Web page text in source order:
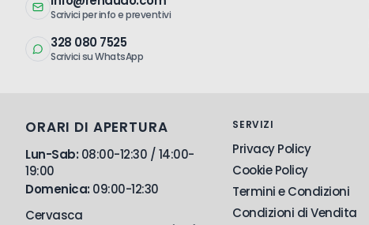
Scrivici per info e preventivi
328 080 7525
Scrivici su WhatsApp
ORARI DI APERTURA
Lun-Sab: 08:00-12:30 / 14:00-
19:00
Domenica: 09:00-12:30
Cervasca
SERVIZI
Privacy Policy
Cookie Policy
Termini e Condizioni
Condizioni di Vendita